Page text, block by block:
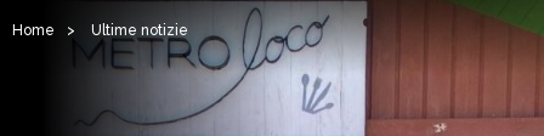
Home > Ultime notizie